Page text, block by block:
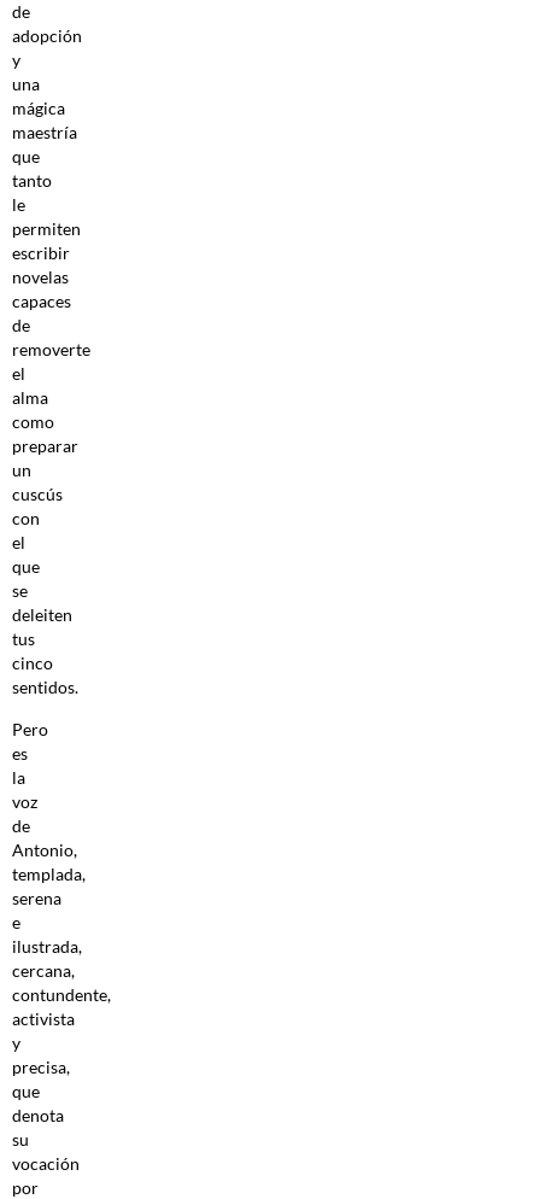
de
adopción
y
una
mágica
maestría
que
tanto
le
permiten
escribir
novelas
capaces
de
removerte
el
alma
como
preparar
un
cuscús
con
el
que
se
deleiten
tus
cinco
sentidos.
Pero
es
la
voz
de
Antonio,
templada,
serena
e
ilustrada,
cercana,
contundente,
activista
y
precisa,
que
denota
su
vocación
por